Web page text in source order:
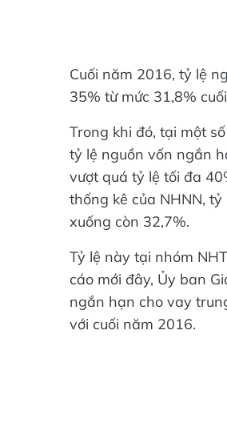
Cuối năm 2016, tỷ lệ
35% từ mức 31,8%
Trong khi đó, tại một
tỷ lệ nguồn vốn ngắn
vượt quá tỷ lệ tối đa
thống kê của NHNN,
xuống còn 32,7%.
Tỷ lệ này tại nhóm
cáo mới đây, Ủy ban
ngắn hạn cho vay
với cuối năm 2016.